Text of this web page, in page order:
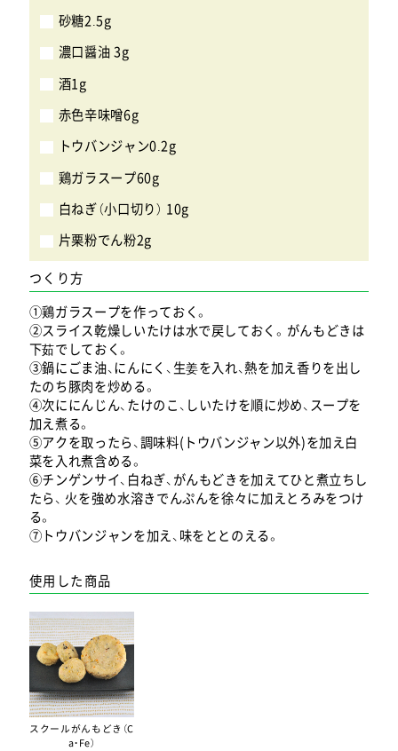
砂糖2.5g
濃口醤油 3g
酒1g
赤色辛味噌6g
トウバンジャン0.2g
鶏ガラスープ60g
白ねぎ（小口切り） 10g
片栗粉でん粉2g
つくり方
①鶏ガラスープを作っておく。
②スライス乾燥しいたけは水で戻しておく。がんもどきは
下茹でしておく。
③鍋にごま油、にんにく、生姜を入れ、熱を加え香りを出し
たのち豚肉を炒める。
④次ににんじん、たけのこ、しいたけを順に炒め、スープを
加え煮る。
⑤アクを取ったら、調味料(トウバンジャン以外)を加え白
菜を入れ煮含める。
⑥チンゲンサイ、白ねぎ、がんもどきを加えてひと煮立ちし
たら、 火を強め水溶きでんぷんを徐々に加えとろみをつけ
る。
⑦トウバンジャンを加え、味をととのえる。
使用した商品
スクールがんもどき（C
a・Fe）